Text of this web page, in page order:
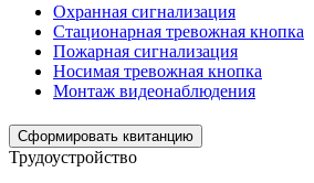
Охранная сигнализация
Стационарная тревожная кнопка
Пожарная сигнализация
Носимая тревожная кнопка
Монтаж видеонаблюдения
Сформировать квитанцию
Трудоустройство